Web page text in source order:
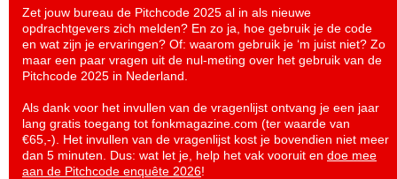
Zet jouw bureau de Pitchcode 2025 al in als nieuwe
opdrachtgevers zich melden? En zo ja, hoe gebruik je de code
en wat zijn je ervaringen? Of: waarom gebruik je ‘m juist niet? Zo
maar een paar vragen uit de nul-meting over het gebruik van de
Pitchcode 2025 in Nederland.
Als dank voor het invullen van de vragenlijst ontvang je een jaar
lang gratis toegang tot fonkmagazine.com (ter waarde van
€65,-). Het invullen van de vragenlijst kost je bovendien niet meer
dan 5 minuten. Dus: wat let je, help het vak vooruit en doe mee
aan de Pitchcode enquête 2026!